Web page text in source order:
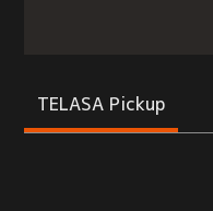
TELASA Pickup